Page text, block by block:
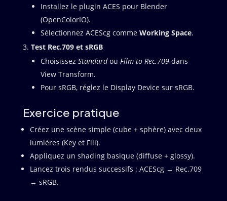
Installez le plugin ACES pour Blender
(OpenColorIO).
Sélectionnez ACEScg comme Working Space.
Test Rec.709 et sRGB
Choisissez Standardou Film to Rec.709dans
View Transform.
Pour sRGB, réglez le Display Device sur sRGB.
Exercice pratique
Créez une scène simple (cube + sphère) avec deux
lumières (Key et Fill).
Appliquez un shading basique (diffuse + glossy).
Lancez trois rendus successifs : ACEScg → Rec.709
→ sRGB.